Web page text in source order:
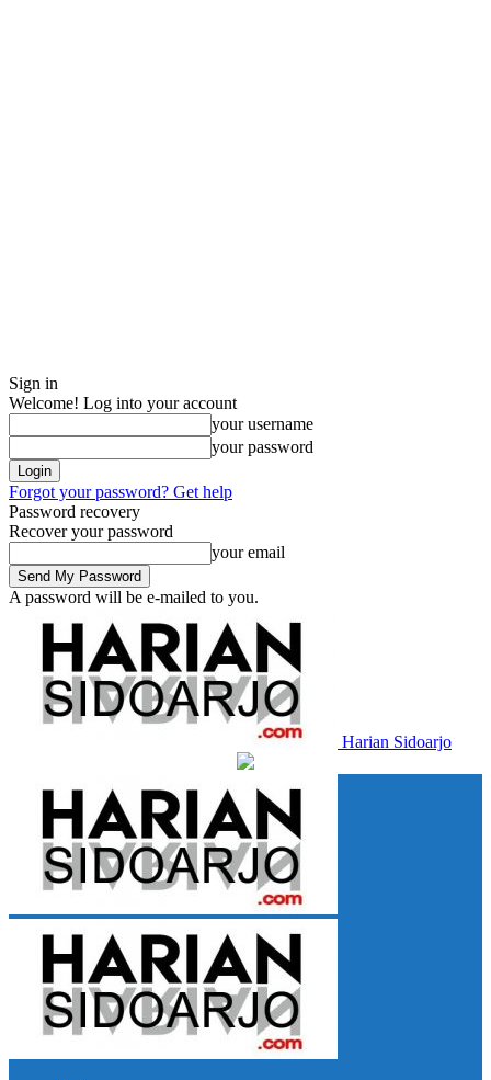
Sign in
Welcome! Log into your account
your username
your password
Forgot your password? Get help
Password recovery
Recover your password
your email
A password will be e-mailed to you.
Harian Sidoarjo